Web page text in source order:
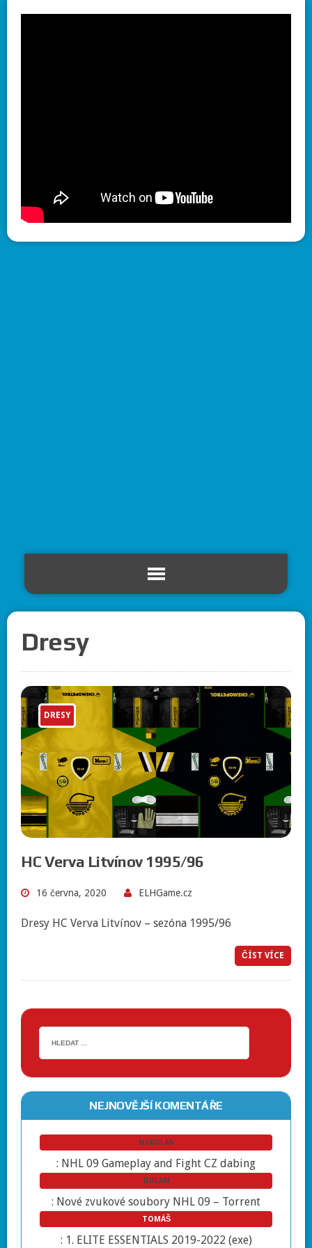
Dresy
DRESY
HC Verva Litvínov 1995/96
16 června, 2020 ELHGame.cz
Dresy HC Verva Litvínov – sezóna 1995/96
ČÍST VÍCE
NEJNOVĚJŠÍ KOMENTÁŘE
NIKOLAS
: NHL 09 Gameplay and Fight CZ dabing
GULAN
: Nové zvukové soubory NHL 09 – Torrent
TOMÁŠ
: 1. ELITE ESSENTIALS 2019-2022 (exe)